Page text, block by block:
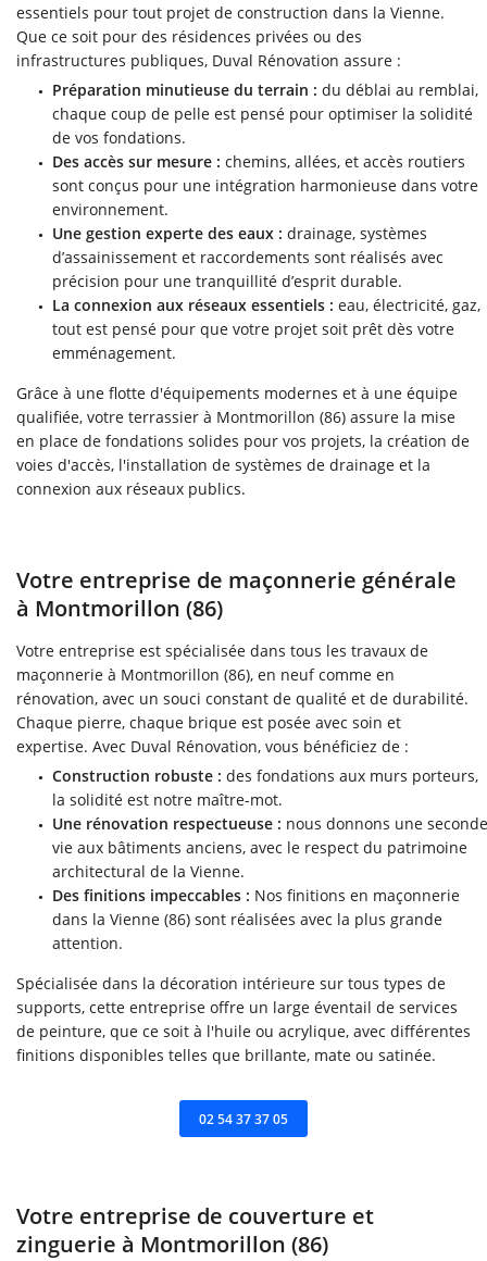
ZINGUERIE
essentiels pour tout projet de construction dans la Vienne.
Que ce soit pour des résidences privées ou des
infrastructures publiques, Duval Rénovation assure :
Préparation minutieuse du terrain : du déblai au remblai,
chaque coup de pelle est pensé pour optimiser la solidité
de vos fondations.
Des accès sur mesure : chemins, allées, et accès routiers
sont conçus pour une intégration harmonieuse dans votre
environnement.
Une gestion experte des eaux : drainage, systèmes
d’assainissement et raccordements sont réalisés avec
précision pour une tranquillité d’esprit durable.
La connexion aux réseaux essentiels : eau, électricité, gaz,
tout est pensé pour que votre projet soit prêt dès votre
emménagement.
Grâce à une flotte d'équipements modernes et à une équipe
qualifiée, votre terrassier à Montmorillon (86) assure la mise
en place de fondations solides pour vos projets, la création de
voies d'accès, l'installation de systèmes de drainage et la
connexion aux réseaux publics.
Votre entreprise de maçonnerie générale
à Montmorillon (86)
Votre entreprise est spécialisée dans tous les travaux de
maçonnerie à Montmorillon (86), en neuf comme en
rénovation, avec un souci constant de qualité et de durabilité.
Chaque pierre, chaque brique est posée avec soin et
expertise. Avec Duval Rénovation, vous bénéficiez de :
Construction robuste : des fondations aux murs porteurs,
la solidité est notre maître-mot.
Une rénovation respectueuse : nous donnons une seconde
vie aux bâtiments anciens, avec le respect du patrimoine
architectural de la Vienne.
Des finitions impeccables : Nos finitions en maçonnerie
dans la Vienne (86) sont réalisées avec la plus grande
attention.
Spécialisée dans la décoration intérieure sur tous types de
supports, cette entreprise offre un large éventail de services
de peinture, que ce soit à l'huile ou acrylique, avec différentes
finitions disponibles telles que brillante, mate ou satinée.
02 54 37 37 05
Votre entreprise de couverture et
zinguerie à Montmorillon (86)